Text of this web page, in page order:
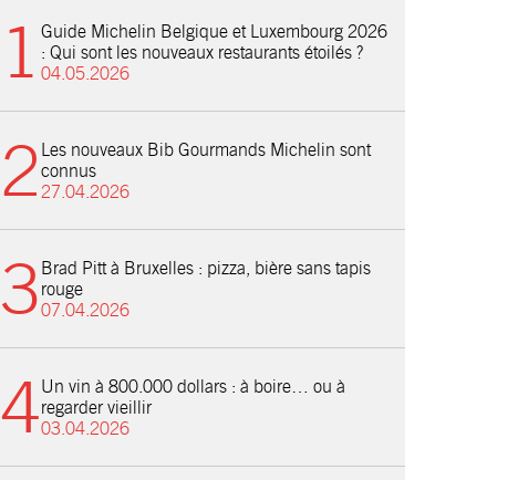
Guide Michelin Belgique et Luxembourg 2026
: Qui sont les nouveaux restaurants étoilés ?
04.05.2026
Les nouveaux Bib Gourmands Michelin sont
connus
27.04.2026
Brad Pitt à Bruxelles : pizza, bière sans tapis
rouge
07.04.2026
Un vin à 800.000 dollars : à boire… ou à
regarder vieillir
03.04.2026